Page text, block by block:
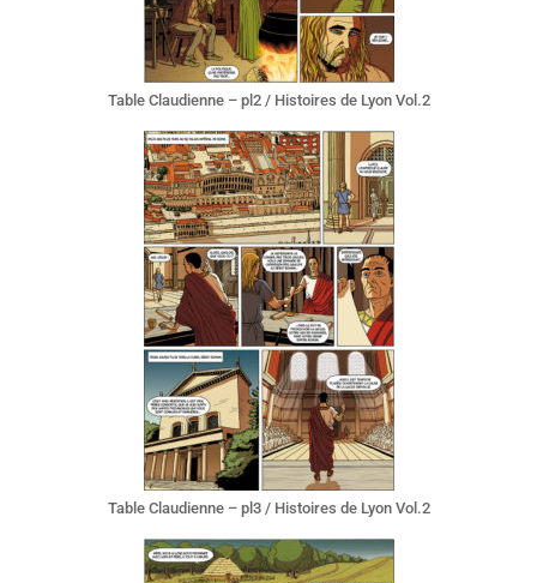
Table Claudienne – pl2 / Histoires de Lyon Vol.2
Table Claudienne – pl3 / Histoires de Lyon Vol.2